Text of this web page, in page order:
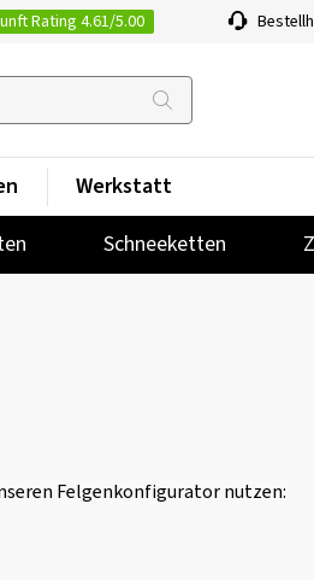
Rating 4.61/5.00
Schneeketten
Werkstatt
Felgenkonfigurator nutzen: